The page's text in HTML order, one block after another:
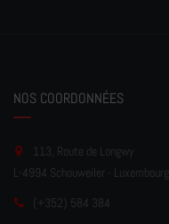
NOS COORDONNÉES
113, Route de Longwy
L-4994 Schouweiler - Luxembourg
(+352) 584 384